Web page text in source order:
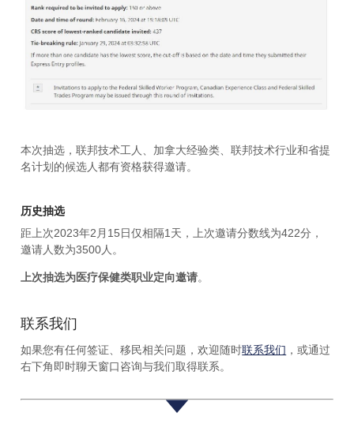
本次抽选，联邦技术工人、加拿大经验类、联邦技术行业和省提
名计划的候选人都有资格获得邀请。
历史抽选
距上次2023年2月15日仅相隔1天，上次邀请分数线为422分，
邀请人数为3500人。
上次抽选为医疗保健类职业定向邀请。
联系我们
如果您有任何签证、移民相关问题，欢迎随时联系我们 ，或通过
右下角即时聊天窗口咨询与我们取得联系。